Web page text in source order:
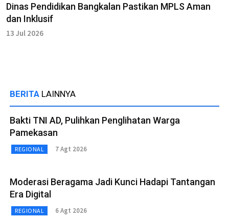
Dinas Pendidikan Bangkalan Pastikan MPLS Aman
dan Inklusif
13 Jul 2026
BERITA LAINNYA
Bakti TNI AD, Pulihkan Penglihatan Warga
Pamekasan
REGIONAL 7 Agt 2026
Moderasi Beragama Jadi Kunci Hadapi Tantangan
Era Digital
REGIONAL 6 Agt 2026